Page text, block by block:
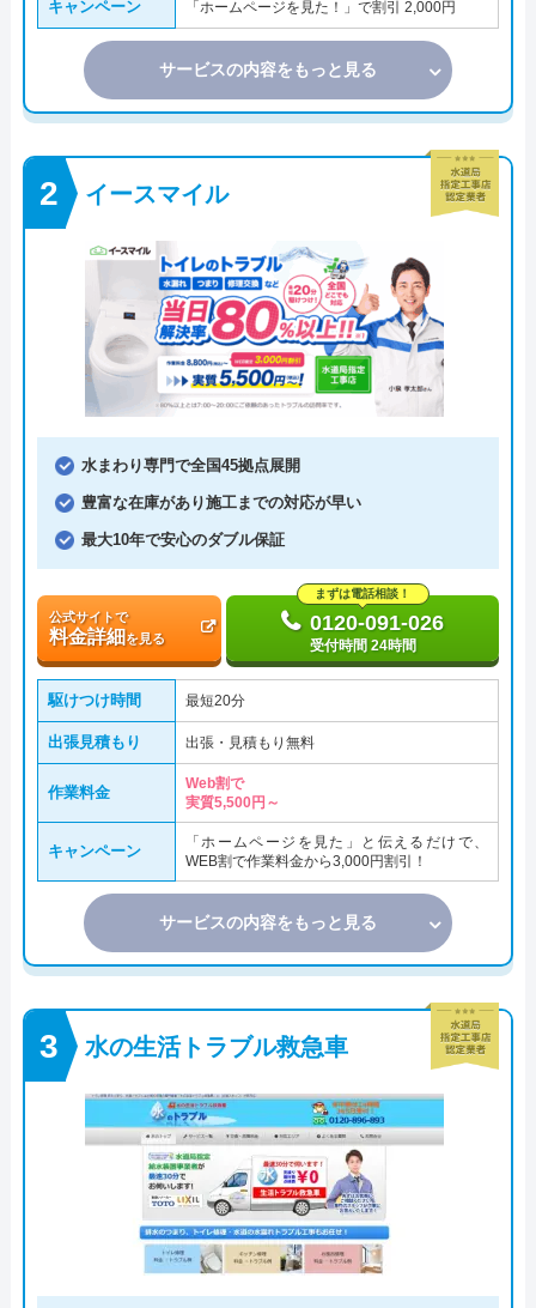
キャンペーン 「ホームページを見た！」で割引 2,000円
サービスの内容をもっと見る
イースマイル
水まわり専門で全国45拠点展開
豊富な在庫があり施工までの対応が早い
最大10年で安心のダブル保証
公式サイトで
料金詳細を見る
まずは電話相談！
0120-091-026
受付時間 24時間
駆けつけ時間 最短20分
出張見積もり 出張・見積もり無料
作業料金
Web割で
実質5,500円～
キャンペーン
「ホームページを見た」と伝えるだけで、
WEB割で作業料金から3,000円割引！
サービスの内容をもっと見る
水の生活トラブル救急車